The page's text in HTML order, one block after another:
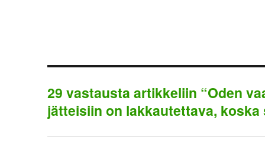
29 vastausta artikkeliin “Oden
jätteisiin on lakkautettava,